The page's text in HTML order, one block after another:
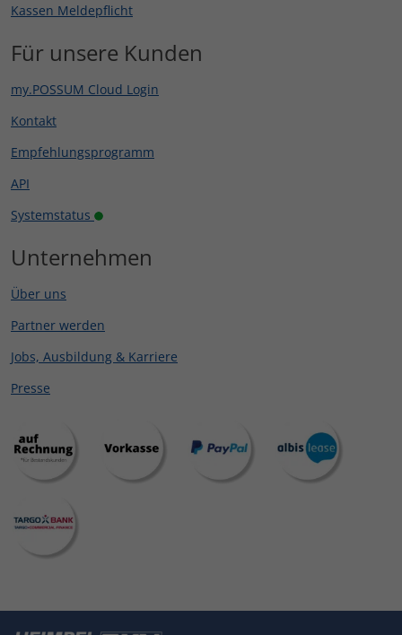
Kassen Meldepflicht
Für unsere Kunden
my.POSSUM Cloud Login
Kontakt
Empfehlungsprogramm
API
Systemstatus
Unternehmen
Über uns
Partner werden
Jobs, Ausbildung & Karriere
Presse